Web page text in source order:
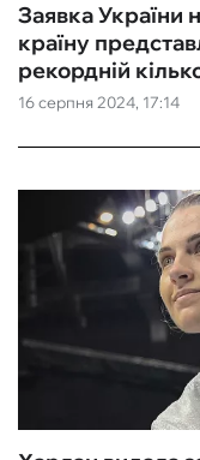
16 серпня 2024, 17:14
Заявка України
країну
рекордній